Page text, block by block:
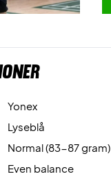
Yonex
Lyseblå
Normal (83-87 gram)
Even balance